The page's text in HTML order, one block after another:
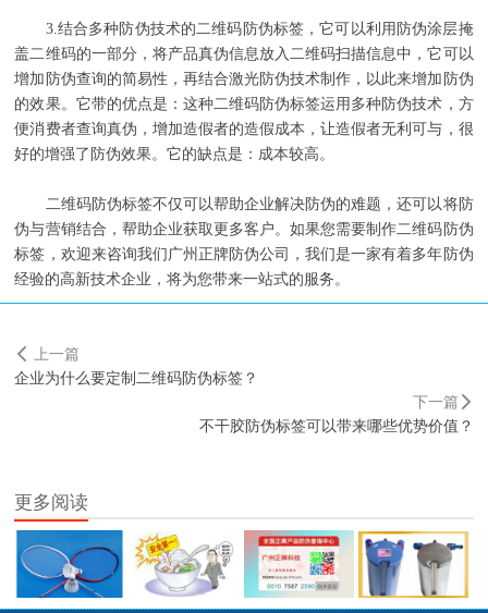
3.结合多种防伪技术的二维码防伪标签，它可以利用防伪涂层掩
盖二维码的一部分，将产品真伪信息放入二维码扫描信息中，它可以
增加防伪查询的简易性，再结合激光防伪技术制作，以此来增加防伪
的效果。它带的优点是：这种二维码防伪标签运用多种防伪技术，方
便消费者查询真伪，增加造假者的造假成本，让造假者无利可与，很
好的增强了防伪效果。它的缺点是：成本较高。
二维码防伪标签不仅可以帮助企业解决防伪的难题，还可以将防
伪与营销结合，帮助企业获取更多客户。如果您需要制作二维码防伪
标签，欢迎来咨询我们广州正牌防伪公司，我们是一家有着多年防伪
经验的高新技术企业，将为您带来一站式的服务。
上一篇
企业为什么要定制二维码防伪标签？
下一篇
不干胶防伪标签可以带来哪些优势价值？
更多阅读